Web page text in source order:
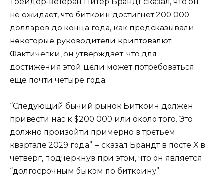
не ожидает, что биткоин достигнет 200 000
долларов до конца года, как предсказывали
некоторые руководители криптовалют.
Фактически, он утверждает, что для
достижения этой цели может потребоваться
еще почти четыре года.
“Следующий бычий рынок Биткоин должен
привести нас к $200 000 или около того. Это
должно произойти примерно в третьем
квартале 2029 года”, – сказал Брандт в посте X в
четверг, подчеркнув при этом, что он является
“долгосрочным быком по биткоину”.